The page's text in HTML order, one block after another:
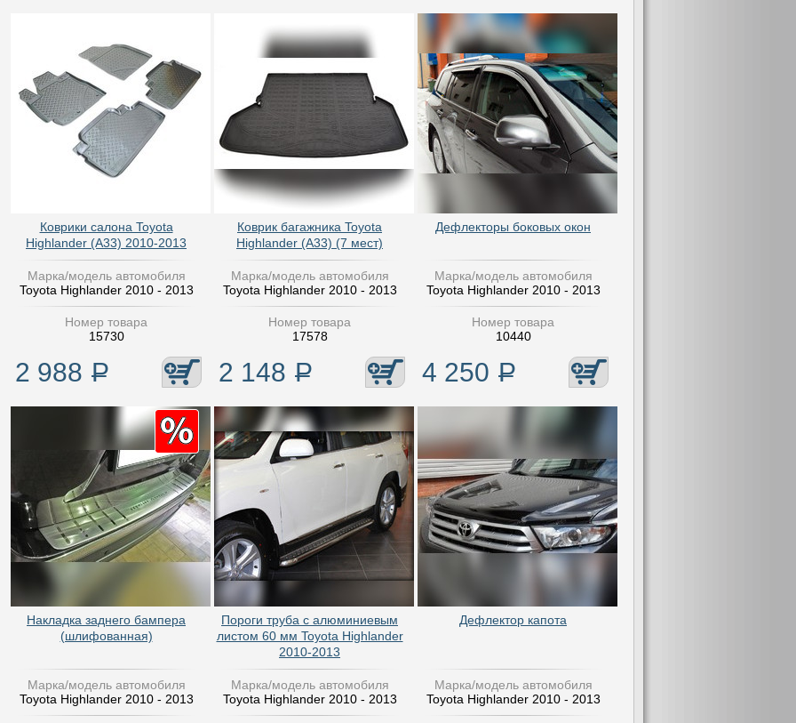
Коврики салона Toyota
Highlander (A33) 2010-2013
Марка/модель автомобиля
Toyota Highlander 2010 - 2013
Номер товара
15730
2 988 Р
Коврик багажника Toyota
Highlander (A33) (7 мест)
Марка/модель автомобиля
Toyota Highlander 2010 - 2013
Номер товара
17578
2 148 Р
Дефлекторы боковых окон
Марка/модель автомобиля
Toyota Highlander 2010 - 2013
Номер товара
10440
4 250 Р
Накладка заднего бампера
(шлифованная)
Марка/модель автомобиля
Toyota Highlander 2010 - 2013
Пороги труба с алюминиевым
листом 60 мм Toyota Highlander
2010-2013
Марка/модель автомобиля
Toyota Highlander 2010 - 2013
Дефлектор капота
Марка/модель автомобиля
Toyota Highlander 2010 - 2013